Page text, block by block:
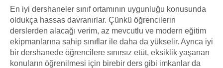
En iyi dershaneler sınıf ortamının uygunluğu konusunda
oldukça hassas davranırlar. Çünkü öğrencilerin
derslerden alacağı verim, az mevcutlu ve modern eğitim
ekipmanlarına sahip sınıflar ile daha da yükselir. Ayrıca iyi
bir dershanede öğrencilere sınırsız etüt, eksiklik yaşanan
konuların öğrenilmesi için birebir ders gibi imkanlar da